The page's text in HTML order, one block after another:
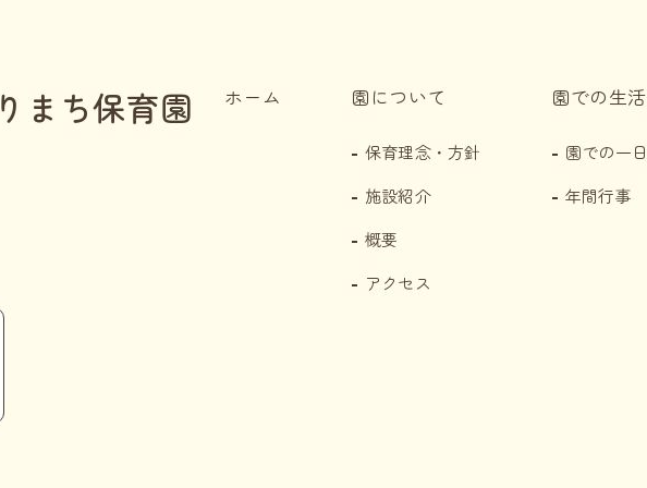
まち保育園 ホーム 園について
保育理念・方針
施設紹介
概要
アクセス
園での生活
園での一日
年間行事